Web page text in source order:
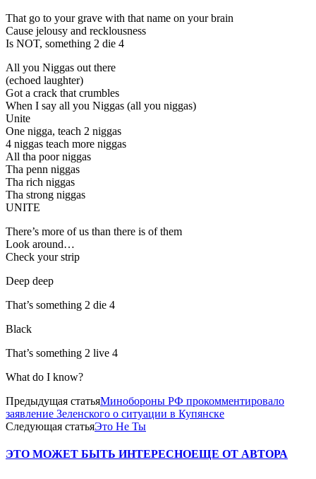
That go to your grave with that name on your brain
Cause jelousy and recklousness
Is NOT, something 2 die 4
All you Niggas out there
(echoed laughter)
Got a crack that crumbles
When I say all you Niggas (all you niggas)
Unite
One nigga, teach 2 niggas
4 niggas teach more niggas
All tha poor niggas
Tha penn niggas
Tha rich niggas
Tha strong niggas
UNITE
There’s more of us than there is of them
Look around…
Check your strip
Deep deep
That’s something 2 die 4
Black
That’s something 2 live 4
What do I know?
Предыдущая статьяМинобороны РФ прокомментировало
заявление Зеленского о ситуации в Купянске
Следующая статьяЭто Не Ты
ЭТО МОЖЕТ БЫТЬ ИНТЕРЕСНОЕЩЕ ОТ АВТОРА